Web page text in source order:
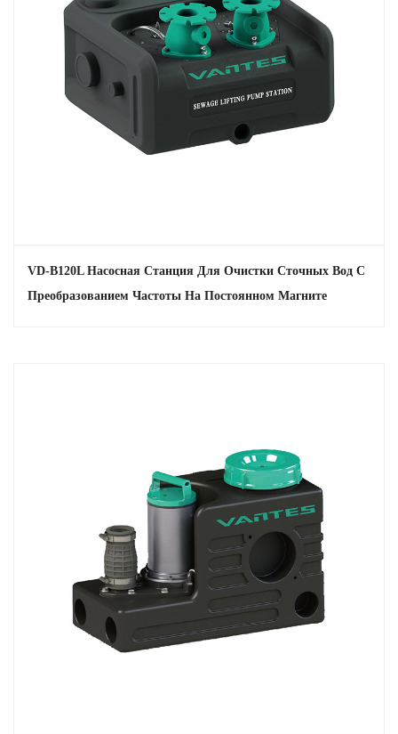
VD-B120L Насосная Станция Для Очистки Сточных Вод С
Преобразованием Частоты На Постоянном Магните